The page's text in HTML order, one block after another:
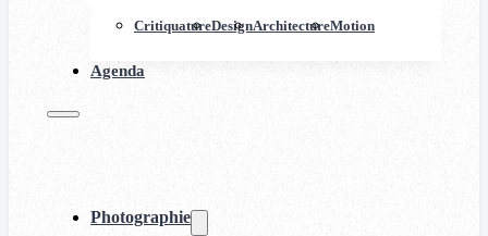
CritiquatureDesignArchitectureMotion
Agenda
Photographie